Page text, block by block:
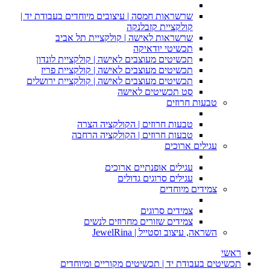
שרשראות חמסה | עיצובים מיוחדים בעבודת יד |
קולקציית קזבלנקה
שרשראות לאישה | קולקציית תל אביב
תכשיטי יודאיקה
תכשיטים מעוצבים לאישה | קולקציית לונדון
תכשיטים מעוצבים לאישה | קולקציית פריז
תכשיטים מעוצבים לאישה | קולקציית ירושלים
סט תכשיטים לאישה
טבעות חרוזים
טבעות חרוזים | הקולקציה הצרה
טבעות חרוזים | הקולקציה הרחבה
עגילים ארוכים
עגילים אופנתיים ארוכים
עגילים סרוגים גדולים
צמידים מיוחדים
צמידים סרוגים
צמידים שזורים מחרוזים לנשים
השראה, עיצוב וסטייל | JewelRina
ראשי
תכשיטים בעבודת יד | תכשיטים מקוריים ומיוחדים